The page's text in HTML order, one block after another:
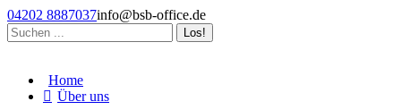
Zum
Inhalt
springen
04202 8887037info@bsb-office.de
Search:
opens
opens
opens
Home
Über uns